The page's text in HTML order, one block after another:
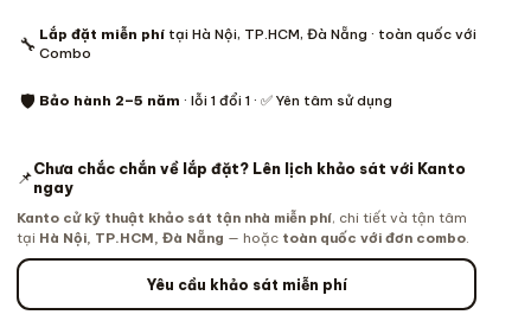
🔧 Lắp đặt miễn phí tại Hà Nội, TP.HCM, Đà Nẵng · toàn quốc với
Combo
🛡️ Bảo hành 2–5 năm · lỗi 1 đổi 1 · ✅ Yên tâm sử dụng
📌Chưa chắc chắn về lắp đặt? Lên lịch khảo sát với Kanto
ngay
Kanto cử kỹ thuật khảo sát tận nhà miễn phí, chi tiết và tận tâm
tại Hà Nội, TP.HCM, Đà Nẵng — hoặc toàn quốc với đơn combo.
Yêu cầu khảo sát miễn phí